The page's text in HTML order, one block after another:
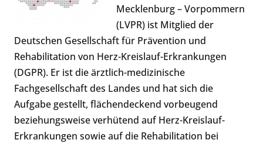
Mecklenburg – Vorpommern
(LVPR) ist Mitglied der
Deutschen Gesellschaft für Prävention und
Rehabilitation von Herz-Kreislauf-Erkrankungen
(DGPR). Er ist die ärztlich-medizinische
Fachgesellschaft des Landes und hat sich die
Aufgabe gestellt, flächendeckend vorbeugend
beziehungsweise verhütend auf Herz-Kreislauf-
Erkrankungen sowie auf die Rehabilitation bei